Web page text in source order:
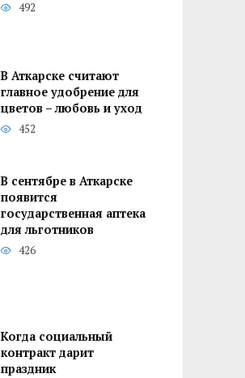
492
В Аткарске считают
главное удобрение для
цветов – любовь и уход
452
В сентябре в Аткарске
появится
государственная аптека
для льготников
426
Когда социальный
контракт дарит
праздник